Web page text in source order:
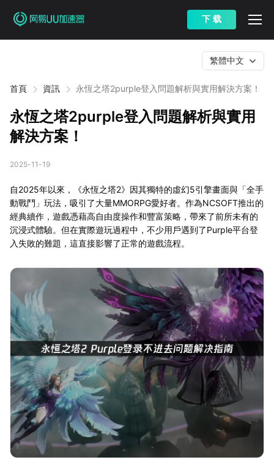
下 载
首頁 資訊 永恆之塔2purple登入問題解析與實用解決方案！
繁體中文
永恆之塔2purple登入問題解析與實用
解決方案！
2025-11-19
自2025年以來，《永恆之塔2》因其獨特的虛幻5引擎畫面與「全手
動戰鬥」玩法，吸引了大量MMORPG愛好者。作為NCSOFT推出的
經典續作，遊戲憑藉高自由度操作和豐富策略，帶來了前所未有的
沉浸式體驗。但在實際遊玩過程中，不少用戶遇到了Purple平台登
入失敗的難題，這直接影響了正常的遊戲流程。